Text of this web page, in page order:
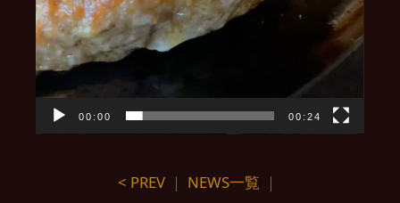
00:00 00:24
< PREV ｜ NEWS一覧 ｜